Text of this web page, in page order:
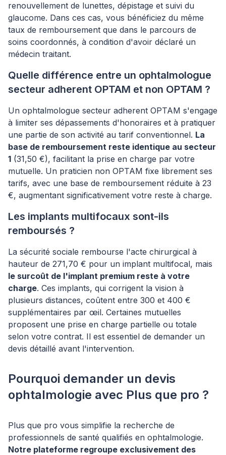
renouvellement de lunettes, dépistage et suivi du
glaucome. Dans ces cas, vous bénéficiez du même
taux de remboursement que dans le parcours de
soins coordonnés, à condition d'avoir déclaré un
médecin traitant.
Quelle différence entre un ophtalmologue
secteur adherent OPTAM et non OPTAM ?
Un ophtalmologue secteur adherent OPTAM s'engage
à limiter ses dépassements d'honoraires et à pratiquer
une partie de son activité au tarif conventionnel. La
base de remboursement reste identique au secteur
1 (31,50 €), facilitant la prise en charge par votre
mutuelle. Un praticien non OPTAM fixe librement ses
tarifs, avec une base de remboursement réduite à 23
€, augmentant significativement votre reste à charge.
Les implants multifocaux sont-ils
remboursés ?
La sécurité sociale rembourse l'acte chirurgical à
hauteur de 271,70 € pour un implant multifocal, mais
le surcoût de l'implant premium reste à votre
charge. Ces implants, qui corrigent la vision à
plusieurs distances, coûtent entre 300 et 400 €
supplémentaires par œil. Certaines mutuelles
proposent une prise en charge partielle ou totale
selon votre contrat. Il est essentiel de demander un
devis détaillé avant l'intervention.
Pourquoi demander un devis
ophtalmologie avec Plus que pro ?
Plus que pro vous simplifie la recherche de
professionnels de santé qualifiés en ophtalmologie.
Notre plateforme regroupe exclusivement des